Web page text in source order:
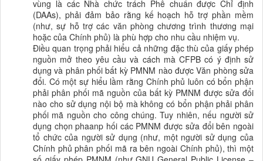
vùng là các Nhà chức trách Phê chuẩn được Chỉ định
(DAAs), phải đảm bảo rằng kế hoạch hỗ trợ phần mềm
(như, sự hỗ trợ các văn phòng chương trình thương mại
hoặc của Chính phủ) là phù hợp cho nhu cầu nhiệm vụ.
Điều quan trọng phải hiểu cả những đặc thù của giấy phép
nguồn mở theo yêu cầu và cách mà CFPB có ý định sử
dụng và phân phối bất kỳ PMNM nào được Văn phòng sửa
đổi. Có một sự hiểu lầm rằng Chính phủ luôn có bổn phận
phải phân phối mã nguồn của bất kỳ PMNM được sửa đổi
nào cho sử dụng nội bộ mà không có bổn phận phải phân
phối mã nguồn cho công chúng. Tuy nhiên, nếu người sử
dụng chọn phaanp hối các PMNM được sửa đổi bên ngoài
tổ chức của người sử dụng (như, một người sử dụng của
Chính phủ phân phối mã ra bên ngoài Chính phủ), thì một